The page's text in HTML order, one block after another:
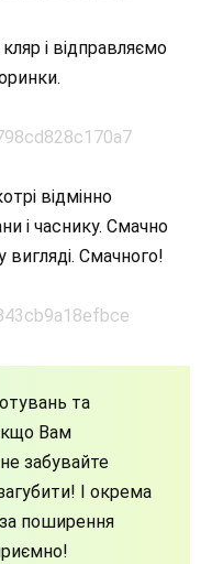
і відправляємо
відмінно
і часнику. Смачно
вигляді. Смачного!
та
Вам
забувайте
І окрема
за поширення